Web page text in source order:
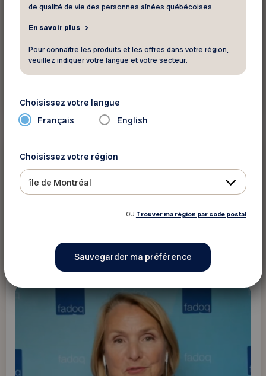
12 juin 2025
Le tour d'horizon de la présidente de la
de qualité de vie des personnes aînées québécoises.
En savoir plus
Pour connaître les produits et les offres dans votre région,
veuillez indiquer votre langue et votre secteur.
Choisissez votre langue
Français English
Choisissez votre région
île de Montréal
OU Trouver ma région par code postal